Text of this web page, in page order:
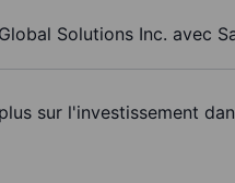
Solutions Inc. avec
sur l'investissement